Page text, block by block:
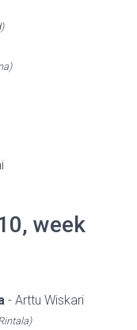
week
- Arttu Wiskari